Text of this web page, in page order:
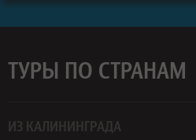
ТУРЫ ПО СТРАНАМ
ИЗ КАЛИНИНГРАДА